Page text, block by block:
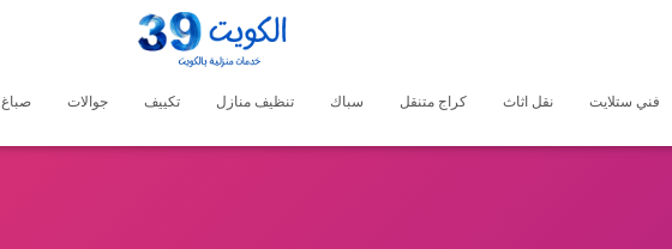
فني ستلايت نقل اثاث كراج متنقل سباك تنظيف منازل تكييف جوالات صباغ